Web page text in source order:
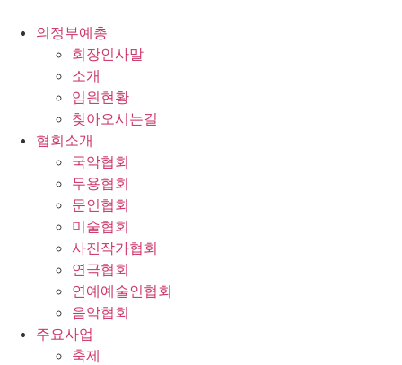
의정부예총
회장인사말
소개
임원현황
찾아오시는길
협회소개
국악협회
무용협회
문인협회
미술협회
사진작가협회
연극협회
연예예술인협회
음악협회
주요사업
축제